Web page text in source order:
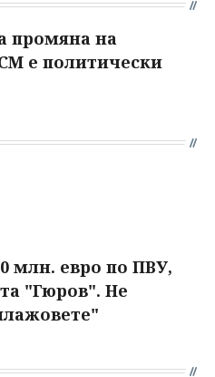
промяна на
е политически
млн. евро по ПВУ,
"Гюров". Не